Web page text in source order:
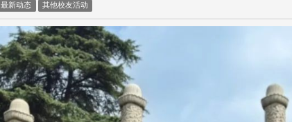
最新动态 其他校友活动